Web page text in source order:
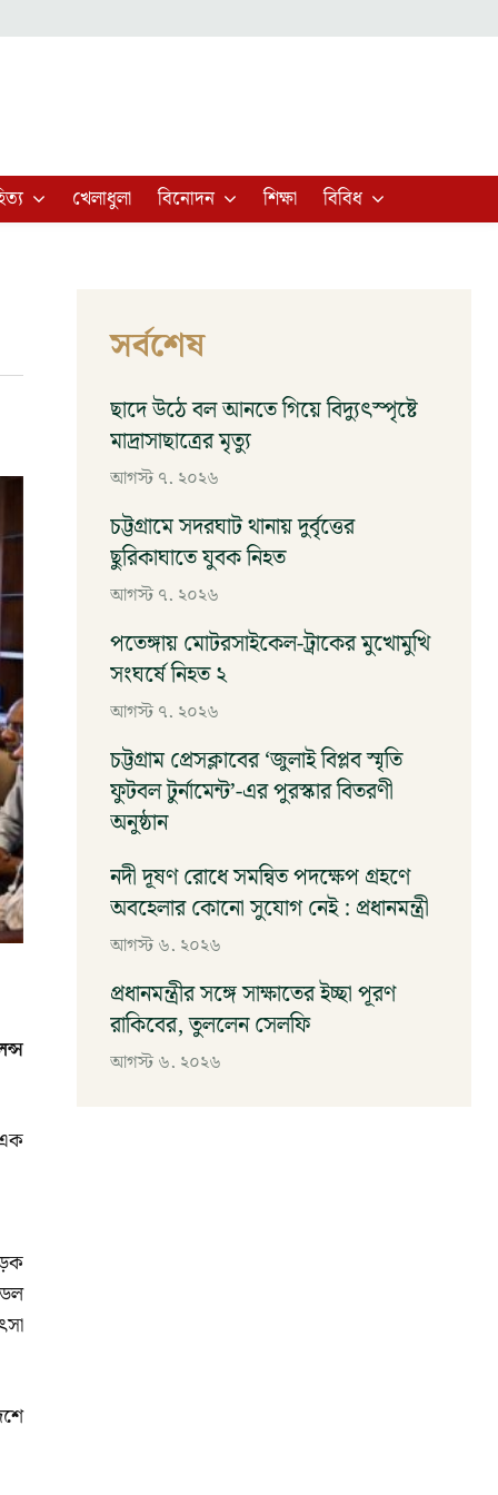
খেলাধুলা বিনোদন শিক্ষা বিবিধ
সর্বশেষ
ছাদে উঠে বল আনতে গিয়ে বিদ্যুৎস্পৃষ্টে
মাদ্রাসাছাত্রের মৃত্যু
আগস্ট ৭, ২০২৬
চট্টগ্রামে সদরঘাট থানায় দুর্বৃত্তের
ছুরিকাঘাতে যুবক নিহত
আগস্ট ৭, ২০২৬
পতেঙ্গায় মোটরসাইকেল-ট্রাকের মুখোমুখি
সংঘর্ষে নিহত ২
আগস্ট ৭, ২০২৬
চট্টগ্রাম প্রেসক্লাবের ‘জুলাই বিপ্লব স্মৃতি
ফুটবল টুর্নামেন্ট’-এর পুরস্কার বিতরণী
অনুষ্ঠান
আগস্ট ৬, ২০২৬
নদী দূষণ রোধে সমন্বিত পদক্ষেপ গ্রহণে
অবহেলার কোনো সুযোগ নেই : প্রধানমন্ত্রী
আগস্ট ৬, ২০২৬
প্রধানমন্ত্রীর সঙ্গে সাক্ষাতের ইচ্ছা পূরণ
রাকিবের, তুললেন সেলফি
আগস্ট ৬, ২০২৬